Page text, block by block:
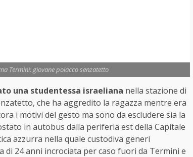
Termini: giovane polacco senzatetto
una studentessa israeliana nella stazione di
che ha aggredito la ragazza mentre era
i motivi del gesto ma sono da escludere sia la
in autobus dalla periferia est della Capitale
azzurra nella quale custodiva generi
24 anni incrociata per caso fuori da Termini e